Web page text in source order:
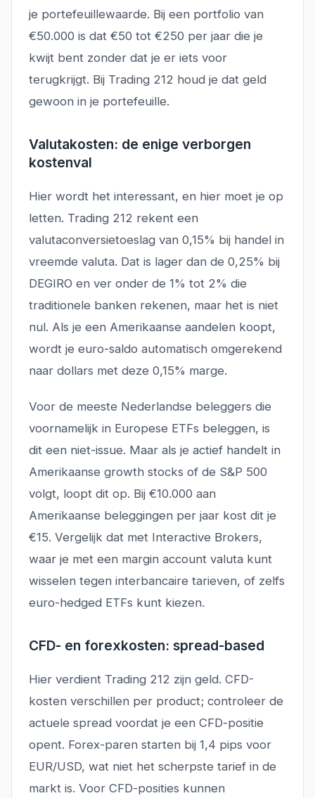
je portefeuillewaarde. Bij een portfolio van
€50.000 is dat €50 tot €250 per jaar die je
kwijt bent zonder dat je er iets voor
terugkrijgt. Bij Trading 212 houd je dat geld
gewoon in je portefeuille.
Valutakosten: de enige verborgen
kostenval
Hier wordt het interessant, en hier moet je op
letten. Trading 212 rekent een
valutaconversietoeslag van 0,15% bij handel in
vreemde valuta. Dat is lager dan de 0,25% bij
DEGIRO en ver onder de 1% tot 2% die
traditionele banken rekenen, maar het is niet
nul. Als je een Amerikaanse aandelen koopt,
wordt je euro-saldo automatisch omgerekend
naar dollars met deze 0,15% marge.
Voor de meeste Nederlandse beleggers die
voornamelijk in Europese ETFs beleggen, is
dit een niet-issue. Maar als je actief handelt in
Amerikaanse growth stocks of de S&P 500
volgt, loopt dit op. Bij €10.000 aan
Amerikaanse beleggingen per jaar kost dit je
€15. Vergelijk dat met Interactive Brokers,
waar je met een margin account valuta kunt
wisselen tegen interbancaire tarieven, of zelfs
euro-hedged ETFs kunt kiezen.
CFD- en forexkosten: spread-based
Hier verdient Trading 212 zijn geld. CFD-
kosten verschillen per product; controleer de
actuele spread voordat je een CFD-positie
opent. Forex-paren starten bij 1,4 pips voor
EUR/USD, wat niet het scherpste tarief in de
markt is. Voor CFD-posities kunnen